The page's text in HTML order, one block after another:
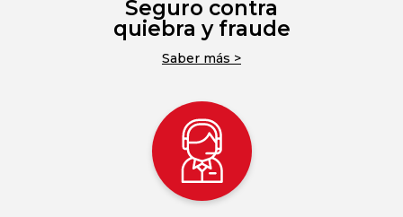
Seguro contra
quiebra y fraude
Saber más >